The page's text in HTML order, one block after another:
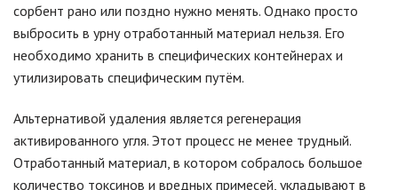
сорбент рано или поздно нужно менять. Однако просто
выбросить в урну отработанный материал нельзя. Его
необходимо хранить в специфических контейнерах и
утилизировать специфическим путём.
Альтернативой удаления является регенерация
активированного угля. Этот процесс не менее трудный.
Отработанный материал, в котором собралось большое
количество токсинов и вредных примесей, укладывают в